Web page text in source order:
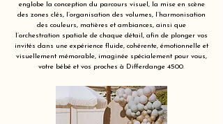
englobe la conception du parcours visuel, la mise en scène
des zones clés, l’organisation des volumes, l’harmonisation
des couleurs, matières et ambiances, ainsi que
l’orchestration spatiale de chaque détail, afin de plonger vos
invités dans une expérience fluide, cohérente, émotionnelle et
visuellement mémorable, imaginée spécialement pour vous,
votre bébé et vos proches à Differdange 4500.